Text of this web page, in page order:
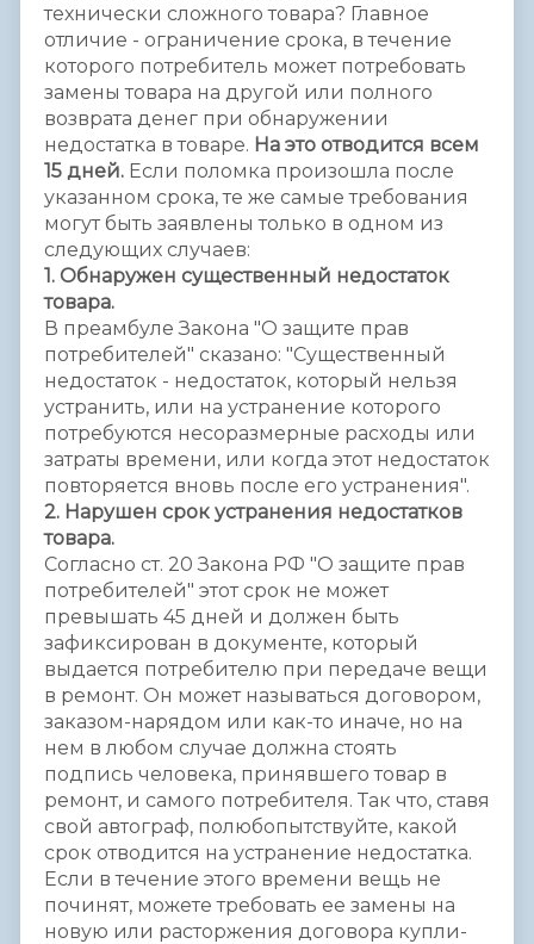
технически сложного товара? Главное
отличие - ограничение срока, в течение
которого потребитель может потребовать
замены товара на другой или полного
возврата денег при обнаружении
недостатка в товаре. На это отводится всем
15 дней. Если поломка произошла после
указанном срока, те же самые требования
могут быть заявлены только в одном из
следующих случаев:
1. Обнаружен существенный недостаток
товара.
В преамбуле Закона "О защите прав
потребителей" сказано: "Существенный
недостаток - недостаток, который нельзя
устранить, или на устранение которого
потребуются несоразмерные расходы или
затраты времени, или когда этот недостаток
повторяется вновь после его устранения".
2. Нарушен срок устранения недостатков
товара.
Согласно ст. 20 Закона РФ "О защите прав
потребителей" этот срок не может
превышать 45 дней и должен быть
зафиксирован в документе, который
выдается потребителю при передаче вещи
в ремонт. Он может называться договором,
заказом-нарядом или как-то иначе, но на
нем в любом случае должна стоять
подпись человека, принявшего товар в
ремонт, и самого потребителя. Так что, ставя
свой автограф, полюбопытствуйте, какой
срок отводится на устранение недостатка.
Если в течение этого времени вещь не
починят, можете требовать ее замены на
новую или расторжения договора купли-